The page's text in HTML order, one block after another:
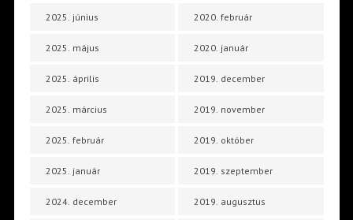
2025. június
2025. május
2025. április
2025. március
2025. február
2025. január
2024. december
2020. február
2020. január
2019. december
2019. november
2019. október
2019. szeptember
2019. augusztus